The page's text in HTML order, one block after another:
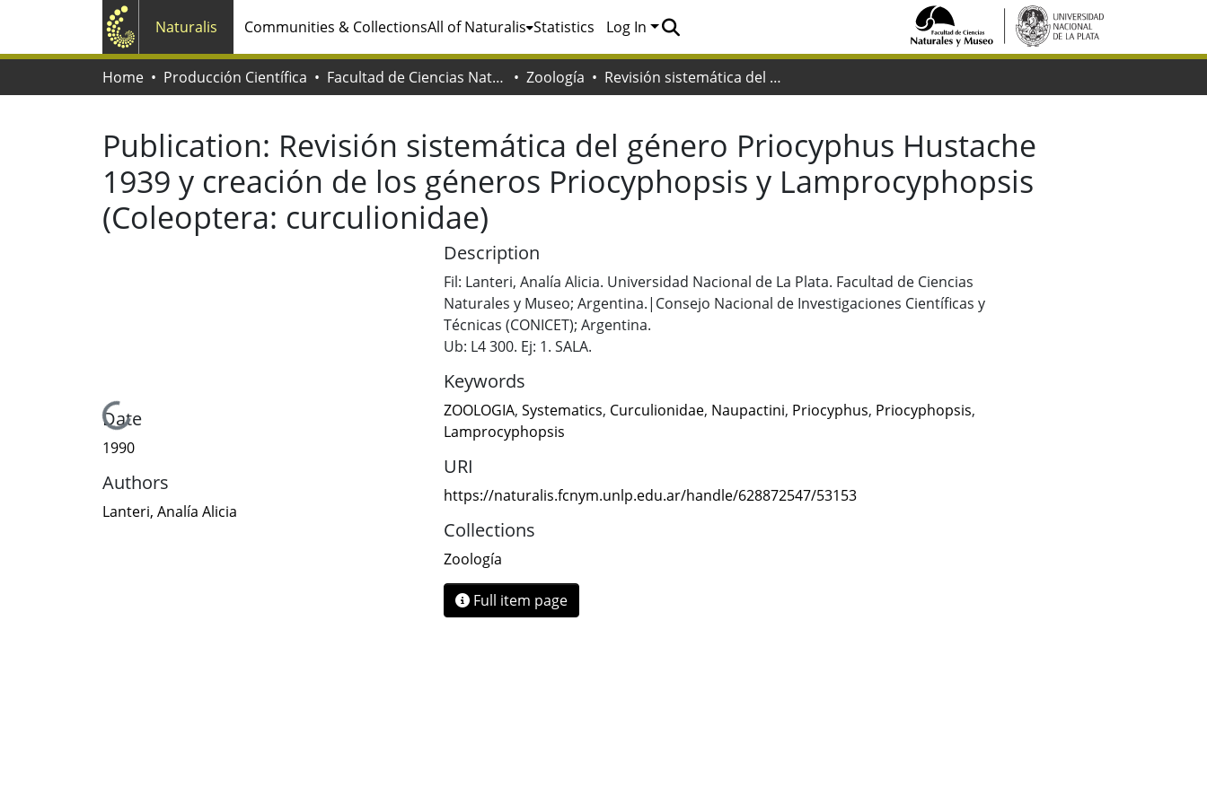
Naturalis Communities & CollectionsAll of Naturalis Statistics Log In
Home Producción Científica Facultad de Ciencias Naturales y Museo Zoología Revisión sistemática del género Priocyphus Hustache 1939 y creación de los géneros Priocyphopsis y Lamprocyphopsis (Coleoptera: curculionidae)
Publication: Revisión sistemática del género Priocyphus Hustache
1939 y creación de los géneros Priocyphopsis y Lamprocyphopsis
(Coleoptera: curculionidae)
Loading...
Date
1990
Authors
Lanteri, Analía Alicia
Description
Fil: Lanteri, Analía Alicia. Universidad Nacional de La Plata. Facultad de Ciencias
Naturales y Museo; Argentina.|Consejo Nacional de Investigaciones Científicas y
Técnicas (CONICET); Argentina.
Ub: L4 300. Ej: 1. SALA.
Keywords
ZOOLOGIA, Systematics, Curculionidae, Naupactini, Priocyphus, Priocyphopsis,
Lamprocyphopsis
URI
https://naturalis.fcnym.unlp.edu.ar/handle/628872547/53153
Collections
Zoología
Full item page